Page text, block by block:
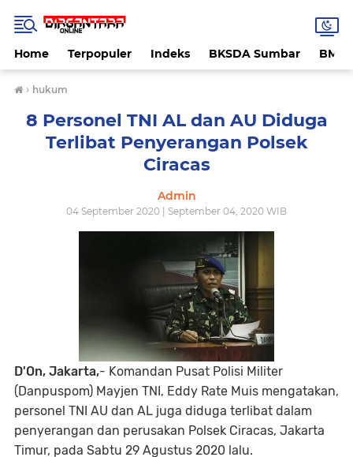
Home Terpopuler Indeks BKSDA Sumbar
› hukum
8 Personel TNI AL dan AU Diduga
Terlibat Penyerangan Polsek
Ciracas
Admin
04 September 2020 | September 04, 2020 WIB
D'On, Jakarta,- Komandan Pusat Polisi Militer
(Danpuspom) Mayjen TNI, Eddy Rate Muis mengatakan,
personel TNI AU dan AL juga diduga terlibat dalam
penyerangan dan perusakan Polsek Ciracas, Jakarta
Timur, pada Sabtu 29 Agustus 2020 lalu.